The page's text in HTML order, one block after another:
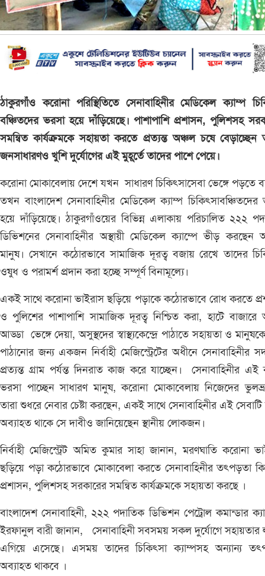
ঠাকুরগাঁও করোনা পরিস্থিতিতে সেনাবাহিনীর মেডিকেল ক্যাম্প
বঞ্চিতদের ভরসা হয়ে দাঁড়িয়েছে। পাশাপাশি প্রশাসন, পুলিশসহ
সমন্বিত কার্যক্রমকে সহায়তা করতে প্রত্যন্ত অঞ্চল চষে বেড়াচ্ছেন
জনসাধারণও খুশি দুর্যোগের এই মুহূর্তে তাদের পাশে পেয়ে।
করোনা মোকাবেলায় দেশে যখন সাধারণ চিকিৎসাসেবা ভেঙ্গে পড়তে
তখন বাংলাদেশ সেনাবাহিনীর মেডিকেল ক্যাম্প চিকিৎসাবঞ্চিতদের
হয়ে দাঁড়িয়েছে। ঠাকুরগাঁওয়ের বিভিন্ন এলাকায় পরিচালিত ২২২
ডিভিশনের সেনাবাহিনীর অস্থায়ী মেডিকেল ক্যাম্পে ভীড় করছেন
মানুষ। সেখানে কঠোরভাবে সামাজিক দূরত্ব বজায় রেখে তাদের
ওষুধ ও পরামর্শ প্রদান করা হচ্ছে সম্পূর্ণ বিনামূল্যে।
একই সাথে করোনা ভাইরাস ছড়িয়ে পড়াকে কঠোরভাবে রোধ করতে
ও পুলিশের পাশাপাশি সামাজিক দূরত্ব নিশ্চিত করা, হাটে বাজারে
আড্ডা ভেঙ্গে দেয়া, অসুস্থদের স্বাস্থ্যকেন্দ্রে পাঠাতে সহায়তা ও
পাঠানোর জন্য একজন নির্বাহী মেজিস্ট্রেটের অধীনে সেনাবাহিনীর
প্রত্যন্ত গ্রাম পর্যন্ত দিনরাত কাজ করে যাচ্ছেন। সেনাবাহিনীর এই
ভরসা পাচ্ছেন সাধারণ মানুষ, করোনা মোকাবেলায় নিজেদের
তারা শুধরে নেবার চেষ্টা করছেন, একই সাথে সেনাবাহিনীর এই সেবাটি
অব্যাহত থাকে সে দাবীও জানিয়েছেন স্থানীয় লোকজন।
নির্বাহী মেজিস্ট্রেট অমিত কুমার সাহা জানান, মরণঘাতি করোনা
ছড়িয়ে পড়া কঠোরভাবে মোকাবেলা করতে সেনাবাহিনীর তৎপড়তা
প্রশাসন, পুলিশসহ সরকারের সমন্বিত কার্যক্রমকে সহায়তা করছে ।
বাংলাদেশ সেনাবাহিনী, ২২২ পদাতিক ডিভিশন পেট্রোল কমান্ডার
ইরফানুল বারী জানান, সেনাবাহিনী সবসময় সকল দুর্যোগে সহায়তার
এগিয়ে এসেছে। এসময় তাদের চিকিৎসা ক্যাম্পসহ অন্যান্য
অব্যাহত থাকবে ।